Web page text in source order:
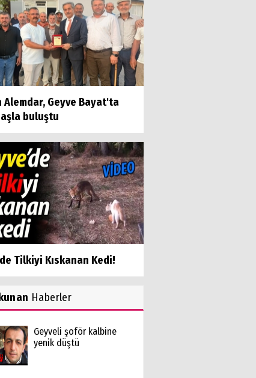
Alemdar, Geyve Bayat'ta
buluştu
Tilkiyi Kıskanan Kedi!
Haberler
Geyveli şoför kalbine
yenik düştü